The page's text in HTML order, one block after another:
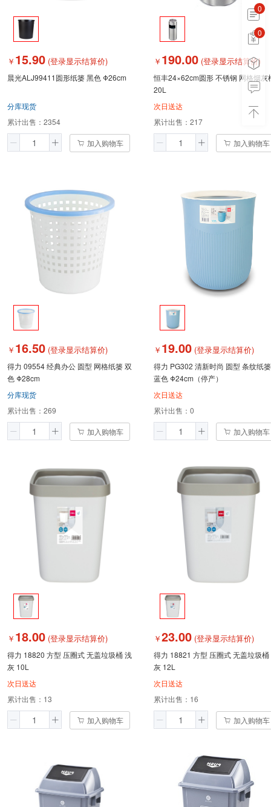
0
0 0
￥ 15.90 (登录显示结算价)
晨光ALJ99411圆形纸篓 黑色 Φ26cm
分库现货
累计出售： 2354
加入购物车
￥ 190.00 (登录显示结算价)
恒丰24×62cm圆形 不锈钢 网格烟灰
20L
次日送达
累计出售： 217
加入购物车
￥ 16.50 (登录显示结算价)
得力 09554 经典办公 圆型 网格纸篓 双
色 Φ28cm
分库现货
累计出售： 269
加入购物车
￥ 19.00 (登录显示结算价)
得力 PG302 清新时尚 圆型 条纹纸篓
蓝色 Φ24cm（停产）
次日送达
累计出售： 0
加入购物车
￥ 18.00 (登录显示结算价)
得力 18820 方型 压圈式 无盖垃圾桶 浅
灰 10L
次日送达
累计出售： 13
加入购物车
￥23.00 (登录显示结算价)
得力 18821 方型 压圈式 无盖垃圾桶
灰 12L
次日送达
累计出售： 16
加入购物车